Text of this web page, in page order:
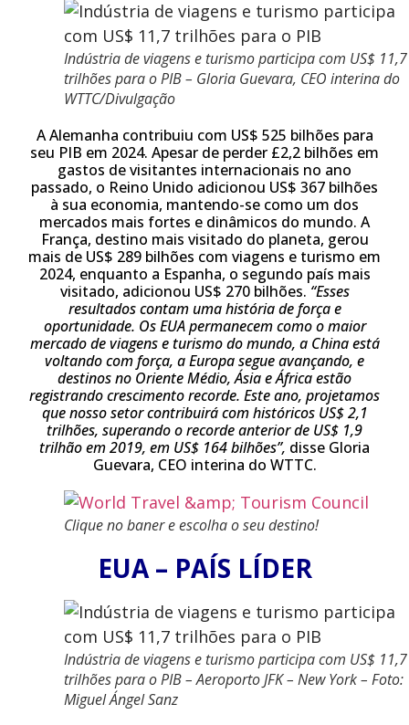
Indústria de viagens e turismo participa com US$ 11,7
trilhões para o PIB – Gloria Guevara, CEO interina do
WTTC/Divulgação
A Alemanha contribuiu com US$ 525 bilhões para
seu PIB em 2024. Apesar de perder £2,2 bilhões em
gastos de visitantes internacionais no ano
passado, o Reino Unido adicionou US$ 367 bilhões
à sua economia, mantendo-se como um dos
mercados mais fortes e dinâmicos do mundo. A
França, destino mais visitado do planeta, gerou
mais de US$ 289 bilhões com viagens e turismo em
2024, enquanto a Espanha, o segundo país mais
visitado, adicionou US$ 270 bilhões. “Esses
resultados contam uma história de força e
oportunidade. Os EUA permanecem como o maior
mercado de viagens e turismo do mundo, a China está
voltando com força, a Europa segue avançando, e
destinos no Oriente Médio, Ásia e África estão
registrando crescimento recorde. Este ano, projetamos
que nosso setor contribuirá com históricos US$ 2,1
trilhões, superando o recorde anterior de US$ 1,9
trilhão em 2019, em US$ 164 bilhões”, disse Gloria
Guevara, CEO interina do WTTC.
Clique no baner e escolha o seu destino!
EUA – PAÍS LÍDER
Indústria de viagens e turismo participa com US$ 11,7
trilhões para o PIB – Aeroporto JFK – New York – Foto:
Miguel Ángel Sanz